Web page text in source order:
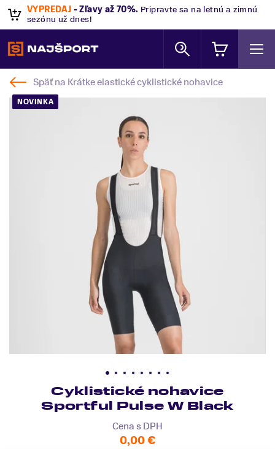
VÝPREDAJ - Zľavy až 70%. Pripravte sa na letnú a zimnú
sezónu už dnes!
Späť na Krátke elastické cyklistické nohavice
NOVINKA
Cyklistické nohavice
Sportful Pulse W Black
Cena s DPH
0,00 €